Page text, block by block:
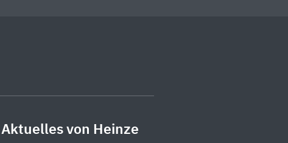
Aktuelles von Heinze